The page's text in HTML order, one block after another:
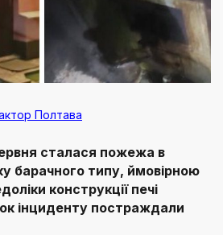
Полтава
сталася пожежа в
барачного типу, ймовірною
конструкції печі
інциденту постраждали